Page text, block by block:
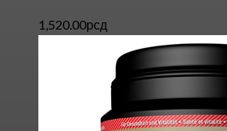
1,520.00рсд